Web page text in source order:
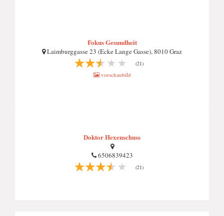
Fokus Gesundheit
Laimburggasse 23 (Ecke Lange Gasse), 8010 Graz
(21)
vorschaubild
Doktor Hexenschuss
6506839423
(21)